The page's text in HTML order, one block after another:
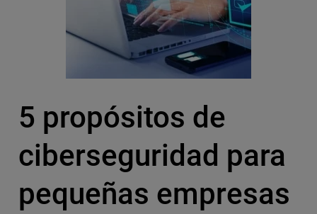
5 propósitos de
ciberseguridad para
pequeñas empresas